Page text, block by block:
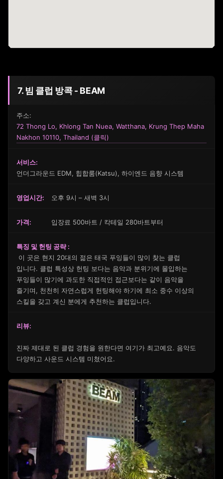
7. 빔 클럽 방콕 - BEAM
주소:
72 Thong Lo, Khlong Tan Nuea, Watthana, Krung Thep Maha
Nakhon 10110, Thailand (클릭)
서비스:
언더그라운드 EDM, 힙합룸(Katsu), 하이엔드 음향 시스템
영업시간: 오후 9시 – 새벽 3시
가격: 입장료 500바트 / 칵테일 280바트부터
특징 및 헌팅 공략 :
이 곳은 현지 20대의 젊은 태국 푸잉들이 많이 찾는 클럽
입니다. 클럽 특성상 헌팅 보다는 음악과 분위기에 몰입하는
푸잉들이 많기에 과도한 직접적인 접근보다는 같이 음악을
즐기며, 천천히 자연스럽게 헌팅해야 하기에 최소 중수 이상의
스킬을 갖고 계신 분에게 추천하는 클럽입니다.
리뷰:
진짜 제대로 된 클럽 경험을 원한다면 여기가 최고예요. 음악도
다양하고 사운드 시스템 미쳤어요.